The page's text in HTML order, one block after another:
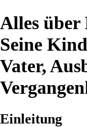
Alles
Seine
Vater,
Einleitung